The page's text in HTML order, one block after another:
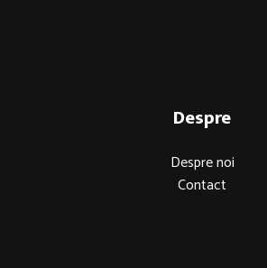
Despre
Despre noi
Contact